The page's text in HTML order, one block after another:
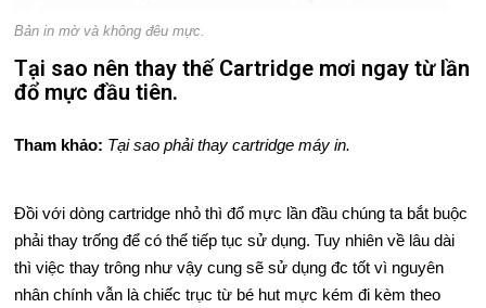
Bản in mờ và không đêu mực.
Tại sao nên thay thế Cartridge mơi ngay từ lần
đổ mực đầu tiên.
Tham khảo: Tại sao phải thay cartridge máy in.
Đồi với dòng cartridge nhỏ thì đổ mực lần đầu chúng ta bắt buộc
phải thay trống để có thể tiếp tục sử dụng. Tuy nhiên về lâu dài
thì việc thay trông như vậy cung sẽ sử dụng đc tốt vì nguyên
nhân chính vẫn là chiếc trục từ bé hut mực kém đi kèm theo